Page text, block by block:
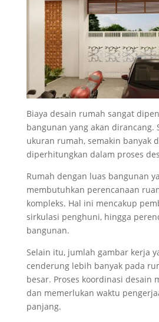
Biaya desain rumah sangat
bangunan yang akan dirancang.
ukuran rumah, semakin banyak
diperhitungkan dalam proses
Rumah dengan luas bangunan
membutuhkan perencanaan
kompleks. Hal ini mencakup
sirkulasi penghuni, hingga
bangunan.
Selain itu, jumlah gambar kerja
cenderung lebih banyak pada
besar. Proses koordinasi desain
dan memerlukan waktu
panjang.